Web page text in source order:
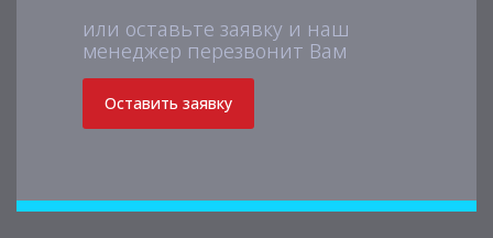
или оставьте заявку и наш
менеджер перезвонит Вам
Оставить заявку